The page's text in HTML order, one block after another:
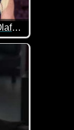
Bargeld raus aus Deutschland - Olaf Schubert
über seine